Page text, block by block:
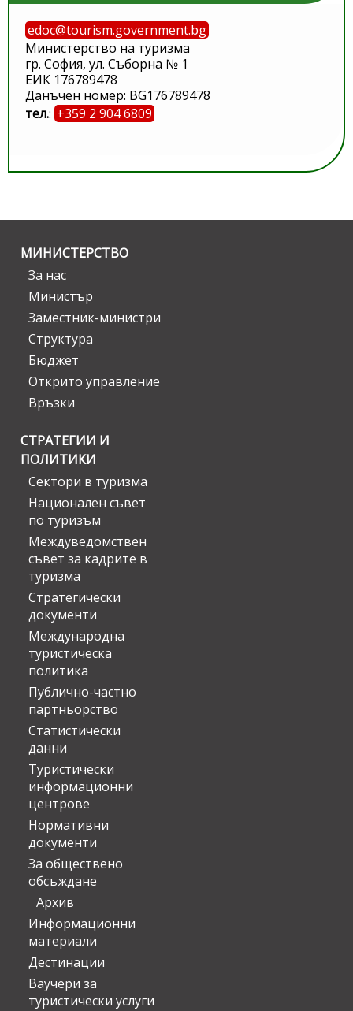
edoc@tourism.government.bg
Министерство на туризма
гр. София, ул. Съборна № 1
ЕИК 176789478
Данъчен номер: BG176789478
тел.: +359 2 904 6809
МИНИСТЕРСТВО
За нас
Министър
Заместник-министри
Структура
Бюджет
Открито управление
Връзки
СТРАТЕГИИ И
ПОЛИТИКИ
Сектори в туризма
Национален съвет
по туризъм
Междуведомствен
съвет за кадрите в
туризма
Стратегически
документи
Международна
туристическа
политика
Публично-частно
партньорство
Статистически
данни
Туристически
информационни
центрове
Нормативни
документи
За обществено
обсъждане
Архив
Информационни
материали
Дестинации
Ваучери за
туристически услуги